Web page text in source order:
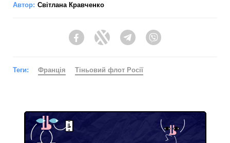
Автор: Світлана Кравченко
FacebookTwitter Telegram
Теги: Франція Тіньовий флот Росії